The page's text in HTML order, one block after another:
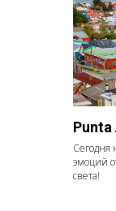
Punta
Сегодня
эмоций
света!